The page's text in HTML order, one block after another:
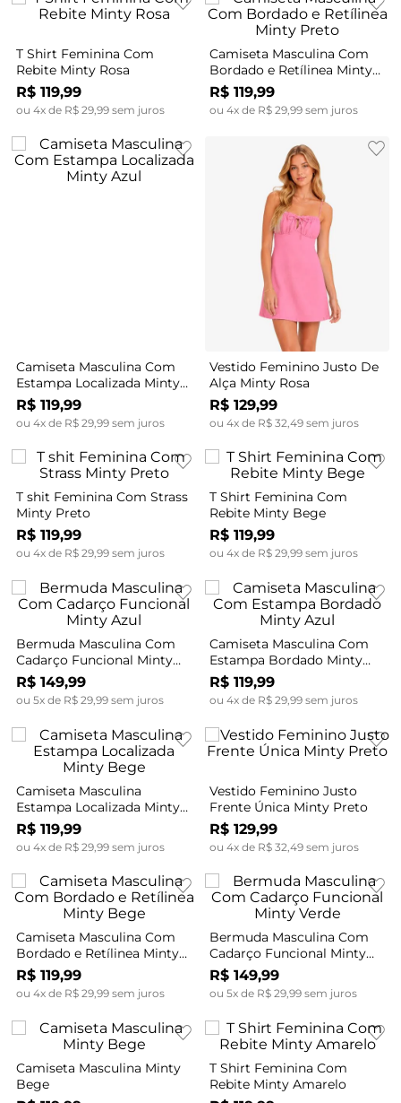
T Shirt Feminina Com
Rebite Minty Rosa
R$ 119,99
ou 4x de R$ 29, 99sem juros
Camiseta Masculina Com
Bordado e Retílinea Minty
Preto
R$ 119,99
ou 4x de R$ 29, 99sem juros
Camiseta Masculina Com
Estampa Localizada Minty
Azul
R$ 119,99
ou 4x de R$ 29, 99sem juros
Vestido Feminino Justo De
Alça Minty Rosa
R$ 129,99
ou 4x de R$ 32 49sem juros
T shit Feminina Com Strass
Minty Preto
R$ 119,99
ou 4x de R$ 29,99sem juros
T Shirt Feminina Com
Rebite Minty Bege
R$ 119,99
ou 4x de R$ 29,99sem juros
Bermuda Masculina Com
Cadarço Funcional Minty
Azul
R$ 149,99
ou 5x de R$ 29,99sem juros
Camiseta Masculina Com
Estampa Bordado Minty
Azul
R$ 119,99
ou 4x de R$ 29,99sem juros
Camiseta Masculina
Estampa Localizada Minty
Bege
R$ 119,99
ou 4x de R$ 29, 99sem juros
Vestido Feminino Justo
Frente Única Minty Preto
R$ 129,99
ou 4x de R$ 32 49sem juros
Camiseta Masculina Com
Bordado e Retílinea Minty
Bege
R$ 119,99
ou 4x de R$ 29,99sem juros
Bermuda Masculina Com
Cadarço Funcional Minty
Verde
R$ 149,99
ou 5x de R$ 29,99sem juros
Camiseta Masculina Minty
Bege
T Shirt Feminina Com
Rebite Minty Amarelo